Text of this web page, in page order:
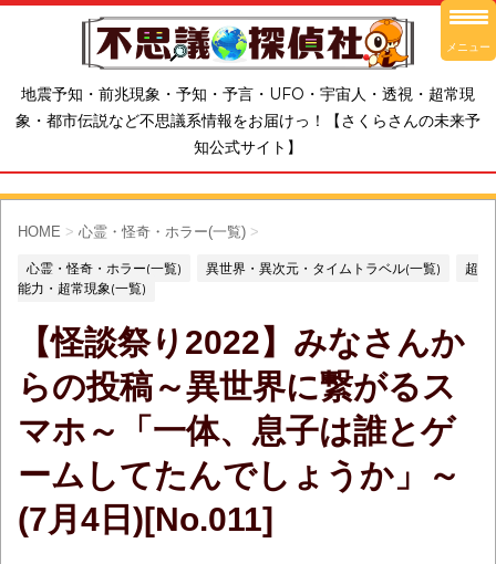
地震予知・前兆現象・予知・予言・UFO・宇宙人・透視・超常現
象・都市伝説など不思議系情報をお届けっ！【さくらさんの未来予
知公式サイト】
HOME > 心霊・怪奇・ホラー(一覧) >
心霊・怪奇・ホラー(一覧) 異世界・異次元・タイムトラベル(一覧)
超
能力・超常現象(一覧)
【怪談祭り2022】みなさんか
らの投稿～異世界に繋がるス
マホ～「一体、息子は誰とゲ
ームしてたんでしょうか」～
(7月4日)[No.011]
メニュー